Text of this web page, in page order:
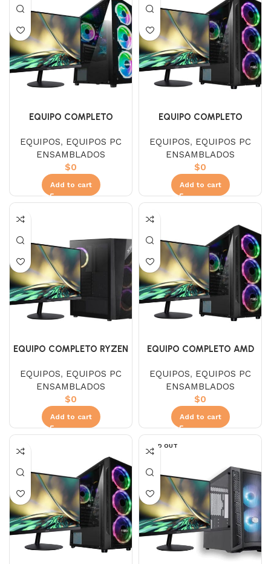
EQUIPO COMPLETO
EQUIPOS, EQUIPOS PC
ENSAMBLADOS
$0
Add to cart
EQUIPO COMPLETO
EQUIPOS, EQUIPOS PC
ENSAMBLADOS
$0
Add to cart
EQUIPO COMPLETO RYZEN
EQUIPOS, EQUIPOS PC
ENSAMBLADOS
$0
Add to cart
EQUIPO COMPLETO AMD
EQUIPOS, EQUIPOS PC
ENSAMBLADOS
$0
Add to cart
SOLD OUT